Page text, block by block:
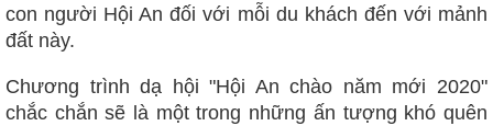
con người Hội An đối với mỗi du khách đến với mảnh
đất này.
Chương trình dạ hội "Hội An chào năm mới 2020"
chắc chắn sẽ là một trong những ấn tượng khó quên